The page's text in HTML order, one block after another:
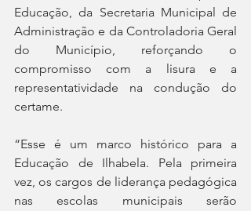
Educação, da Secretaria Municipal de
Administração e da Controladoria Geral
do Município, reforçando o
compromisso com a lisura e a
representatividade na condução do
certame.
“Esse é um marco histórico para a
Educação de Ilhabela. Pela primeira
vez, os cargos de liderança pedagógica
nas escolas municipais serão